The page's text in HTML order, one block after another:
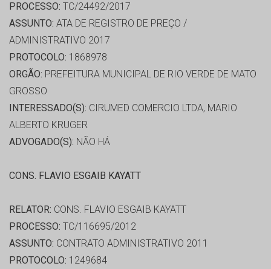
PROCESSO: TC/24492/2017
ASSUNTO: ATA DE REGISTRO DE PREÇO /
ADMINISTRATIVO 2017
PROTOCOLO: 1868978
ORGÃO: PREFEITURA MUNICIPAL DE RIO VERDE DE MATO
GROSSO
INTERESSADO(S): CIRUMED COMERCIO LTDA, MARIO
ALBERTO KRUGER
ADVOGADO(S): NÃO HÁ
CONS. FLAVIO ESGAIB KAYATT
RELATOR: CONS. FLAVIO ESGAIB KAYATT
PROCESSO: TC/116695/2012
ASSUNTO: CONTRATO ADMINISTRATIVO 2011
PROTOCOLO: 1249684